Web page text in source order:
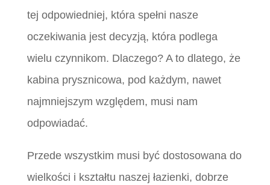
tej odpowiedniej, która spełni nasze
oczekiwania jest decyzją, która podlega
wielu czynnikom. Dlaczego? A to dlatego, że
kabina prysznicowa, pod każdym, nawet
najmniejszym względem, musi nam
odpowiadać.
Przede wszystkim musi być dostosowana do
wielkości i kształtu naszej łazienki, dobrze